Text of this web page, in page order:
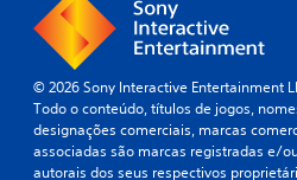
© 2026 Sony Interactive Entertainment
Todo o conteúdo, títulos de jogos,
designações comerciais, marcas
associadas são marcas registradas e/
autorais dos seus respectivos